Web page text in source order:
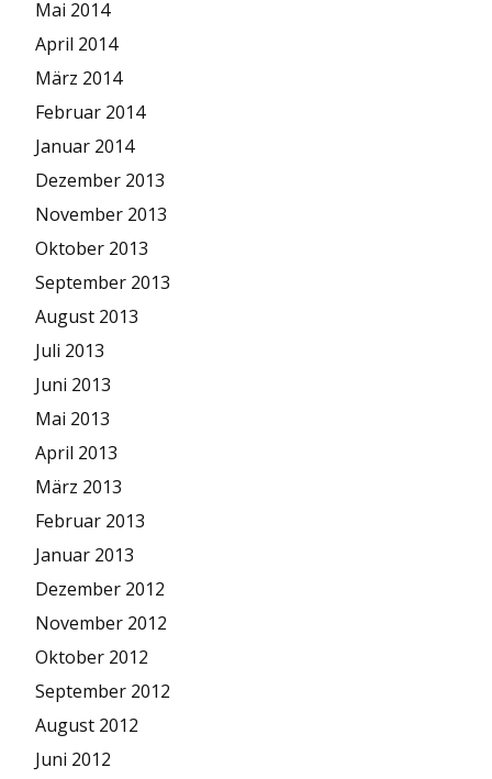
Mai 2014
April 2014
März 2014
Februar 2014
Januar 2014
Dezember 2013
November 2013
Oktober 2013
September 2013
August 2013
Juli 2013
Juni 2013
Mai 2013
April 2013
März 2013
Februar 2013
Januar 2013
Dezember 2012
November 2012
Oktober 2012
September 2012
August 2012
Juni 2012